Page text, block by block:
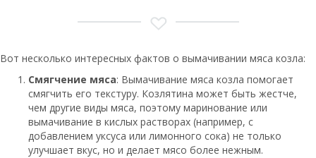
Вот несколько интересных фактов о вымачивании мяса козла:
Смягчение мяса: Вымачивание мяса козла помогает
смягчить его текстуру. Козлятина может быть жестче,
чем другие виды мяса, поэтому маринование или
вымачивание в кислых растворах (например, с
добавлением уксуса или лимонного сока) не только
улучшает вкус, но и делает мясо более нежным.